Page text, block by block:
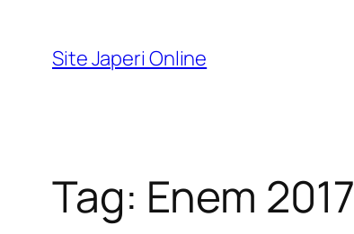
Site Japeri Online
Tag: Enem 2017